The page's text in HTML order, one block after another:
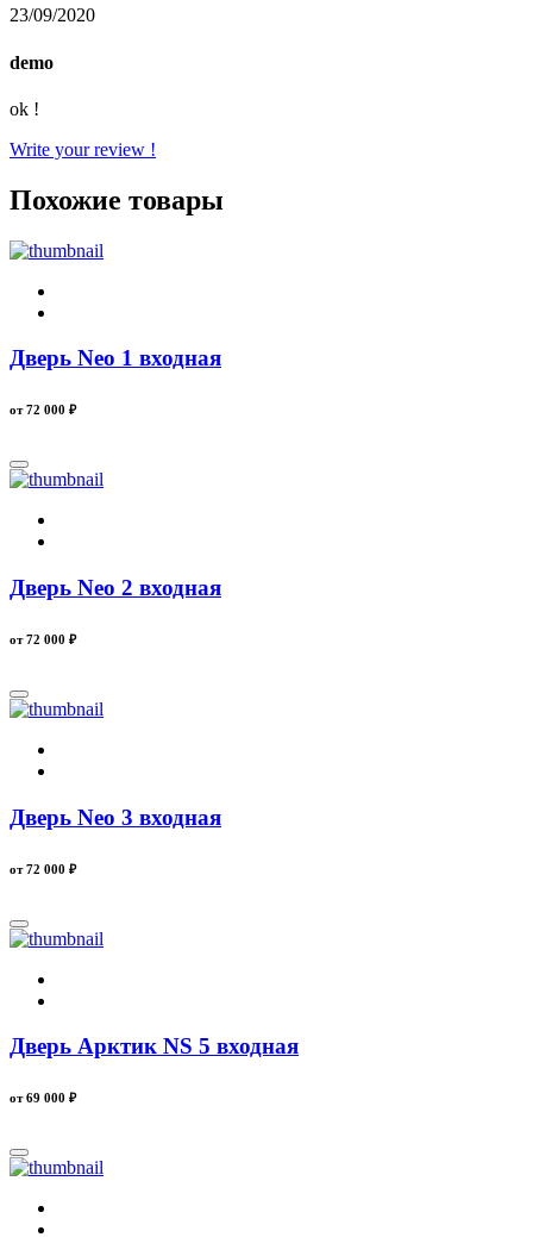
23/09/2020
demo
ok !
Write your review !
Похожие товары
Дверь Neo 1 входная
от 72 000 ₽
Дверь Neo 2 входная
от 72 000 ₽
Дверь Neo 3 входная
от 72 000 ₽
Дверь Арктик NS 5 входная
от 69 000 ₽